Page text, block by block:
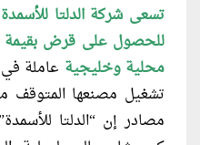
تسعى شركة الدلتا
محلية وخليجية عاملة
مصادر إن “الدلتا